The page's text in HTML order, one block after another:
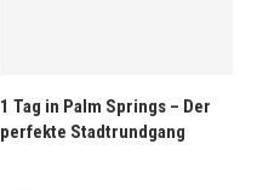
1 Tag in Palm Springs – Der
perfekte Stadtrundgang